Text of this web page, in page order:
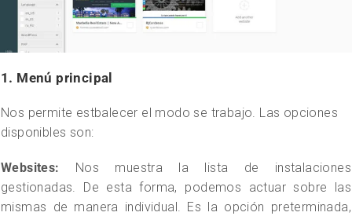
1. Menú principal
Nos permite estbalecer el modo se trabajo. Las opciones
disponibles son:
Websites: Nos muestra la lista de instalaciones
gestionadas. De esta forma, podemos actuar sobre las
mismas de manera individual. Es la opción preterminada,